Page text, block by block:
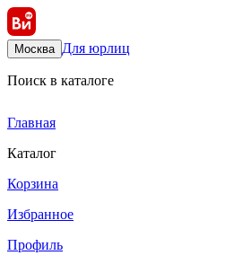
Москва Для юрлиц
Поиск в каталоге
Главная
Каталог
Корзина
Избранное
Профиль